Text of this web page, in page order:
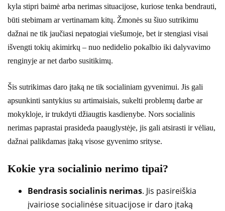
kyla stipri baimė arba nerimas situacijose, kuriose tenka bendrauti,
būti stebimam ar vertinamam kitų. Žmonės su šiuo sutrikimu
dažnai ne tik jaučiasi nepatogiai viešumoje, bet ir stengiasi visai
išvengti tokių akimirkų – nuo nedidelio pokalbio iki dalyvavimo
renginyje ar net darbo susitikimų.
Šis sutrikimas daro įtaką ne tik socialiniam gyvenimui. Jis gali
apsunkinti santykius su artimaisiais, sukelti problemų darbe ar
mokykloje, ir trukdyti džiaugtis kasdienybe. Nors socialinis
nerimas paprastai prasideda paauglystėje, jis gali atsirasti ir vėliau,
dažnai palikdamas įtaką visose gyvenimo srityse.
Kokie yra socialinio nerimo tipai?
Bendrasis socialinis nerimas. Jis pasireiškia
įvairiose socialinėse situacijose ir daro įtaką